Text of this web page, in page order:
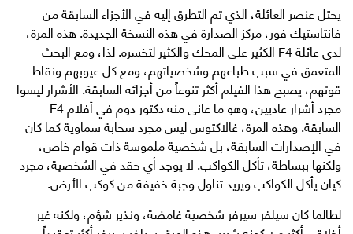
يحتل عنصر العائلة، الذي تم التطرق إليه في الأجزاء السابقة من
فانتاستيك فور، مركز الصدارة في هذه النسخة الجديدة. هذه المرة،
لدى عائلة F4 الكثير على المحك والكثير لتخسره. لذا، ومع البحث
المتعمق في سبب طباعهم وشخصياتهم، ومع كل عيوبهم ونقاط
قوتهم، يصبح هذا الفيلم أكثر تنوعاً من أجزائه السابقة. الأشرار ليسوا
مجرد أشرار عاديين، وهو ما عانى منه دكتور دوم في أفلام F4
السابقة. وهذه المرة، غالاكتوس ليس مجرد سحابة سماوية كما كان
في الإصدارات السابقة، بل شخصية ملموسة ذات قوام خاص،
ولكنها ببساطة، تأكل الكواكب. لا يوجد أي حقد في الشخصية، مجرد
كيان يأكل الكواكب ويريد تناول وجبة خفيفة من كوكب الأرض.
لطالما كان سيلفر سيرفر شخصية غامضة، ونذير شؤم، ولكنه غير